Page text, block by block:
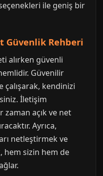
ile geniş bir
Güvenlik Rehberi
alırken güvenli
Güvenilir
kendinizi
İletişim
açık ve net
Ayrıca,
netleştirmek ve
hem sizin hem de